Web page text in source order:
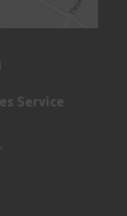
Service